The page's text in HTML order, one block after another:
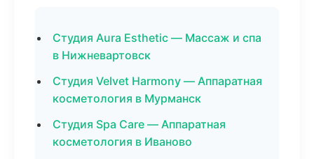
Студия Aura Esthetic — Массаж и спа
в Нижневартовск
Студия Velvet Harmony — Аппаратная
косметология в Мурманск
Студия Spa Care — Аппаратная
косметология в Иваново